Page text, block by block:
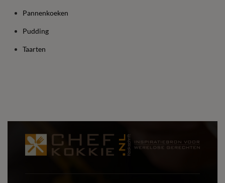
Pannenkoeken
Pudding
Taarten